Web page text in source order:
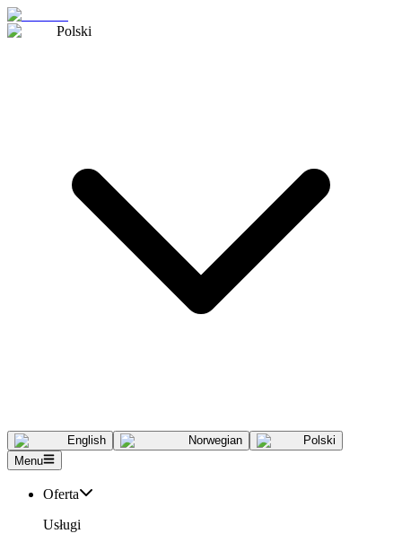
Polski
English Norwegian
Polski
Menu
Oferta
Usługi